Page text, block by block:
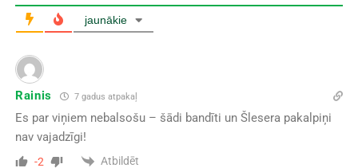
jaunākie
Rainis 7 gadus atpakaļ
Es par viņiem nebalsošu – šādi bandīti un Šlesera pakalpiņi
nav vajadzīgi!
-2 Atbildēt